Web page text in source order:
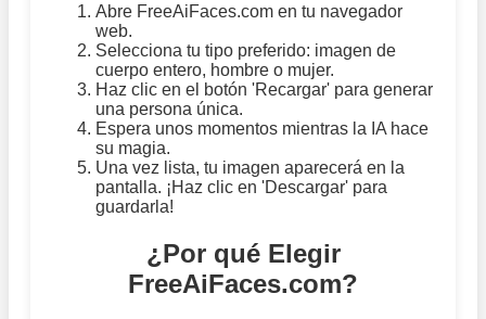
Abre FreeAiFaces.com en tu navegador
web.
Selecciona tu tipo preferido: imagen de
cuerpo entero, hombre o mujer.
Haz clic en el botón 'Recargar' para generar
una persona única.
Espera unos momentos mientras la IA hace
su magia.
Una vez lista, tu imagen aparecerá en la
pantalla. ¡Haz clic en 'Descargar' para
guardarla!
¿Por qué Elegir
FreeAiFaces.com?